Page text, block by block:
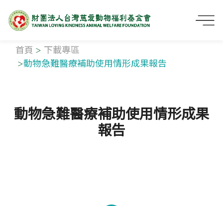
首頁
下載專區
動物急難醫療補助使用情形成果報告
動物急難醫療補助使用情形成果
報告